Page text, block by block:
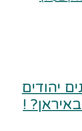
יהודים
!